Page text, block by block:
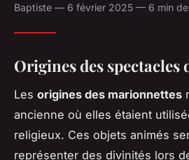
Baptiste — 6 février 2025 — 6 min
Origines des spectacles
Les origines des marionnettes
ancienne où elles étaient
religieux. Ces objets animés
représenter des divinités lors